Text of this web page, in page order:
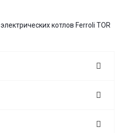
котлов Ferroli TOR